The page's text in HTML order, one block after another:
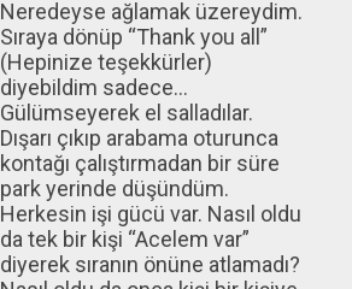
Neredeyse ağlamak üzereydim.
Sıraya dönüp “Thank you all”
(Hepinize teşekkürler)
diyebildim sadece…
Gülümseyerek el salladılar.
Dışarı çıkıp arabama oturunca
kontağı çalıştırmadan bir süre
park yerinde düşündüm.
Herkesin işi gücü var. Nasıl oldu
da tek bir kişi “Acelem var”
diyerek sıranın önüne atlamadı?